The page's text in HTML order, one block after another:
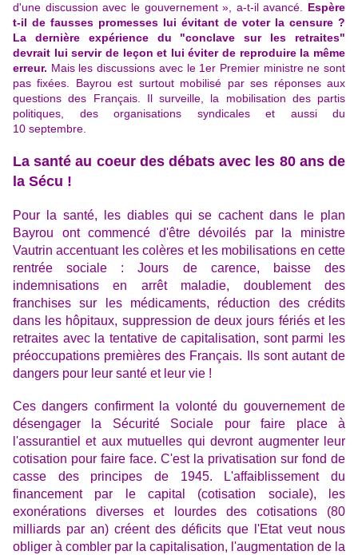
d'une discussion avec le gouvernement », a-t-il avancé. Espère
t-il de fausses promesses lui évitant de voter la censure ?
La dernière expérience du "conclave sur les retraites"
devrait lui servir de leçon et lui éviter de reproduire la même
erreur. Mais les discussions avec le 1er Premier ministre ne sont
pas fixées. Bayrou est surtout mobilisé par ses réponses aux
questions des Français. Il surveille, la mobilisation des partis
politiques, des organisations syndicales et aussi du
10 septembre.
La santé au coeur des débats avec les 80 ans de
la Sécu !
Pour la santé, les diables qui se cachent dans le plan
Bayrou ont commencé d'être dévoilés par la ministre
Vautrin accentuant les colères et les mobilisations en cette
rentrée sociale : Jours de carence, baisse des
indemnisations en arrêt maladie, doublement des
franchises sur les médicaments, réduction des crédits
dans les hôpitaux, suppression de deux jours fériés et les
retraites avec la tentative de capitalisation, sont parmi les
préoccupations premières des Français. Ils sont autant de
dangers pour leur santé et leur vie !
Ces dangers confirment la volonté du gouvernement de
désengager la Sécurité Sociale pour faire place à
l'assurantiel et aux mutuelles qui devront augmenter leur
cotisation pour faire face. C'est la privatisation sur fond de
casse des principes de 1945. L'affaiblissement du
financement par le capital (cotisation sociale), les
exonérations diverses et lourdes des cotisations (80
milliards par an) créent des déficits que l'Etat veut nous
obliger à combler par la capitalisation, l'augmentation de la